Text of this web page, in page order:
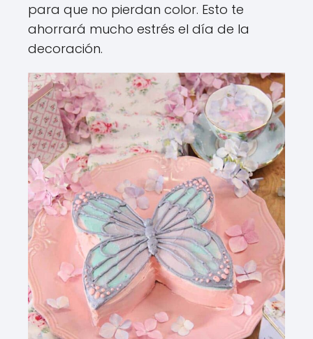
para que no pierdan color. Esto te
ahorrará mucho estrés el día de la
decoración.